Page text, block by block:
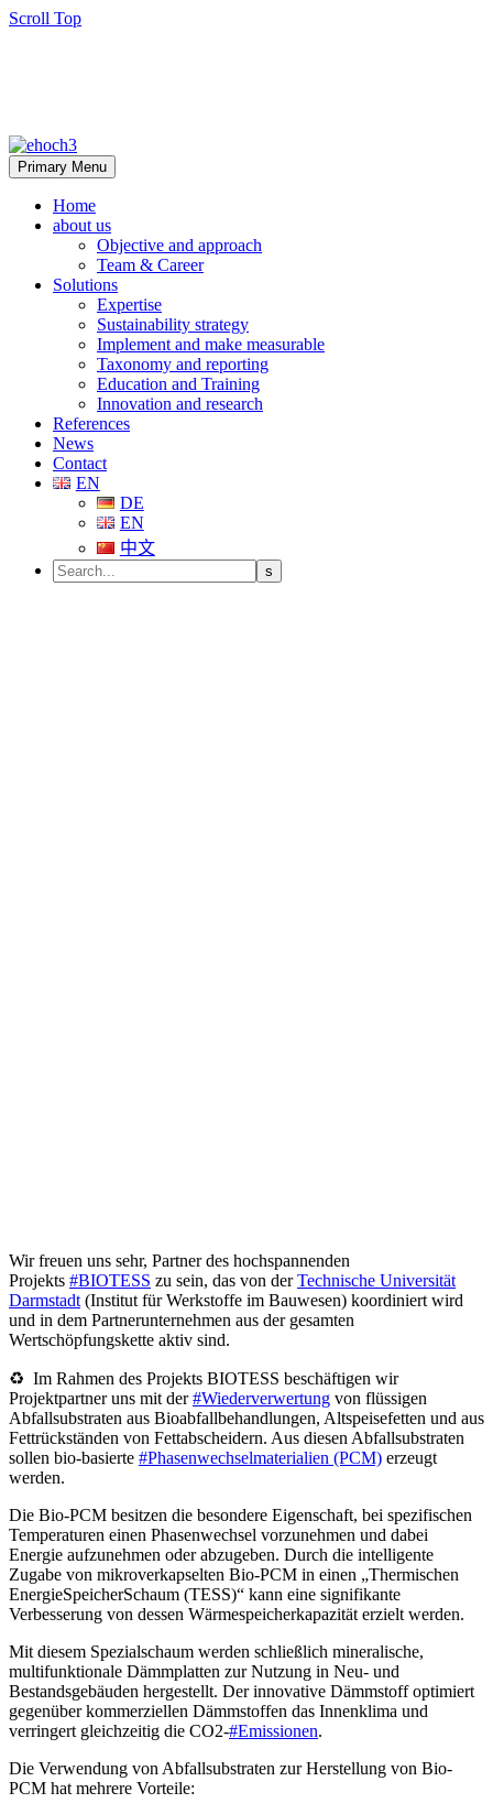
Scroll Top
Primary Menu
Home
about us
Objective and approach
Team & Career
Solutions
Expertise
Sustainability strategy
Implement and make measurable
Taxonomy and reporting
Education and Training
Innovation and research
References
News
Contact
EN
DE
EN
中文
Wir freuen uns sehr, Partner des hochspannenden
Projekts #BIOTESS zu sein, das von derTechnische Universität
Darmstadt (Institut für Werkstoffe im Bauwesen) koordiniert wird
und in dem Partnerunternehmen aus der gesamten
Wertschöpfungskette aktiv sind.
♻ Im Rahmen des Projekts BIOTESS beschäftigen wir
Projektpartner uns mit der#Wiederverwertung von flüssigen
Abfallsubstraten aus Bioabfallbehandlungen, Altspeisefetten und aus
Fettrückständen von Fettabscheidern. Aus diesen Abfallsubstraten
sollen bio-basierte #Phasenwechselmaterialien (PCM) erzeugt
werden.
Die Bio-PCM besitzen die besondere Eigenschaft, bei spezifischen
Temperaturen einen Phasenwechsel vorzunehmen und dabei
Energie aufzunehmen oder abzugeben. Durch die intelligente
Zugabe von mikroverkapselten Bio-PCM in einen „Thermischen
EnergieSpeicherSchaum (TESS)“ kann eine signifikante
Verbesserung von dessen Wärmespeicherkapazität erzielt werden.
Mit diesem Spezialschaum werden schließlich mineralische,
multifunktionale Dämmplatten zur Nutzung in Neu- und
Bestandsgebäuden hergestellt. Der innovative Dämmstoff optimiert
gegenüber kommerziellen Dämmstoffen das Innenklima und
verringert gleichzeitig die CO2-#Emissionen.
Die Verwendung von Abfallsubstraten zur Herstellung von Bio-
PCM hat mehrere Vorteile: